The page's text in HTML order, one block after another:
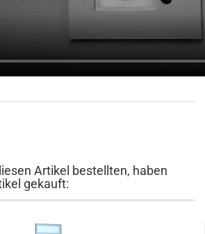
Artikel bestellten, haben
gekauft: